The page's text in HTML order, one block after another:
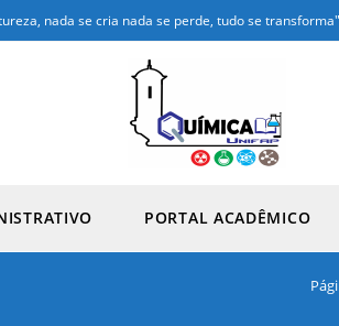
nada se cria nada se perde, tudo se
PORTAL ACADÊMICO